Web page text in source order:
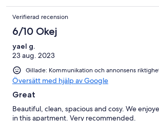
Verifierad recension
6/10 Okej
yael g.
23 aug. 2023
Gillade: Kommunikation och annonsens
Översätt med hjälp av Google
Great
Beautiful, clean, spacious and cosy. We
in this apartment. Very recommended.